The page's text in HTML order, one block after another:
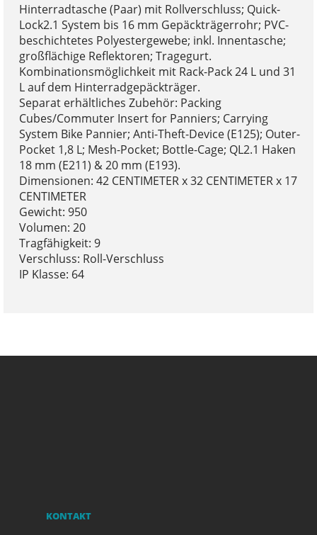
Hinterradtasche (Paar) mit Rollverschluss; Quick-
Lock2.1 System bis 16 mm Gepäckträgerrohr; PVC-
beschichtetes Polyestergewebe; inkl. Innentasche;
großflächige Reflektoren; Tragegurt.
Kombinationsmöglichkeit mit Rack-Pack 24 L und 31
L auf dem Hinterradgepäckträger.
Separat erhältliches Zubehör: Packing
Cubes/Commuter Insert for Panniers; Carrying
System Bike Pannier; Anti-Theft-Device (E125); Outer-
Pocket 1,8 L; Mesh-Pocket; Bottle-Cage; QL2.1 Haken
18 mm (E211) & 20 mm (E193).
Dimensionen: 42 CENTIMETER x 32 CENTIMETER x 17
CENTIMETER
Gewicht: 950
Volumen: 20
Tragfähigkeit: 9
Verschluss: Roll-Verschluss
IP Klasse: 64
KONTAKT